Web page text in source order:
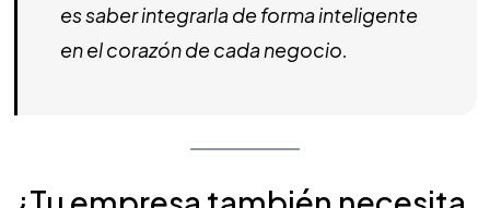
es saber integrarla de forma inteligente
en el corazón de cada negocio.